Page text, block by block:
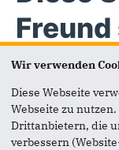
Vielen Dank, dass
weiterempfehlen.
Wir verwenden
Diese Webseite
Webseite zu
Drittanbietern, die
verbessern